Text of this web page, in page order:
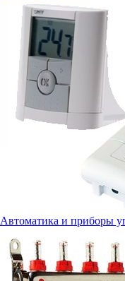
Автоматика и приборы